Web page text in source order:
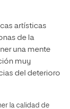
artísticas
de la
una mente
muy
del deterioro
la calidad de